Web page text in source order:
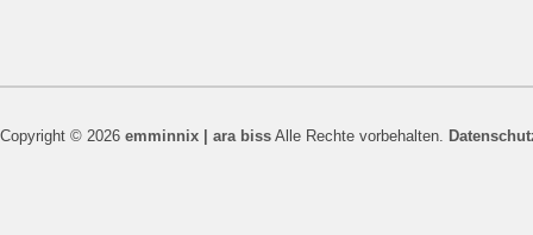
Copyright © 2026 emminnix | ara biss Alle Rechte vorbehalten.